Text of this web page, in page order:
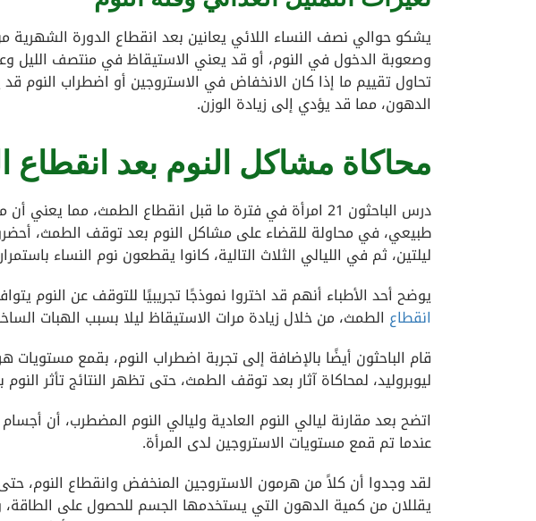
يشكو حوالي نصف النساء اللائي يعانين بعد انقطاع الدورة
وصعوبة الدخول في النوم، أو قد يعني الاستيقاظ في منتصف الليل
تحاول تقييم ما إذا كان الانخفاض في الاستروجين أو اضطراب النوم
الدهون، مما قد يؤدي إلى زيادة الوزن.
محاكاة مشاكل النوم بعد
درس الباحثون 21 امرأة في فترة ما قبل انقطاع الطمث،
طبيعي، في محاولة للقضاء على مشاكل النوم بعد توقف الطمث،
ليلتين، ثم في الليالي الثلاث التالية، كانوا يقطعون نوم النساء
يوضح أحد الأطباء أنهم قد اختروا نموذجًا تجريبيًا للتوقف عن النوم
انقطاع الطمث، من خلال زيادة مرات الاستيقاظ ليلا بسبب الهبات
قام الباحثون أيضًا بالإضافة إلى تجربة اضطراب النوم، بقمع
ليوبروليد، لمحاكاة آثار بعد توقف الطمث، حتى تظهر النتائج تأثر
اتضح بعد مقارنة ليالي النوم العادية وليالي النوم المضطرب، أن
عندما تم قمع مستويات الاستروجين لدى المرأة.
لقد وجدوا أن كلاً من هرمون الاستروجين المنخفض وانقطاع النوم،
يقللان من كمية الدهون التي يستخدمها الجسم للحصول على الطاقة،